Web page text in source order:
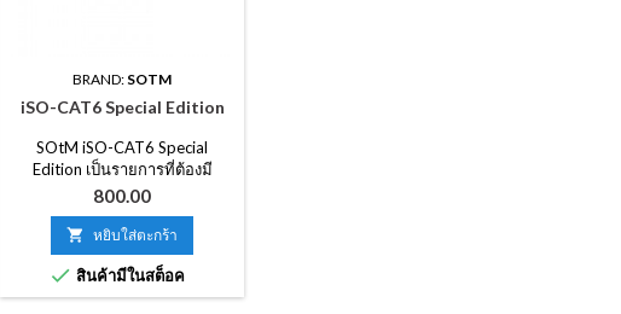
BRAND: SOTM
iSO-CAT6 Special Edition
SOtM iSO-CAT6 Special
Edition เป็นรายการที่ต้องมี
สำหรับระบบเสียงทั้งหมดที่ใช้
พอร์ต LAN โดยไม่คำนึงถึงราคา
และมูลค่าของระบบเสียงแต่ละ
ระบบ เช่นกันการปรับปรุงเสียงที่ดี
ขึ้นจะถูกวาดขึ้นหากคุณใช้ iSO-
CAT6 กับ dCBL-CAT7 ซึ่งเป็น
ราคา
800.00
 หยิบใส่ตะกร้า
 สินค้ามีในสต็อค